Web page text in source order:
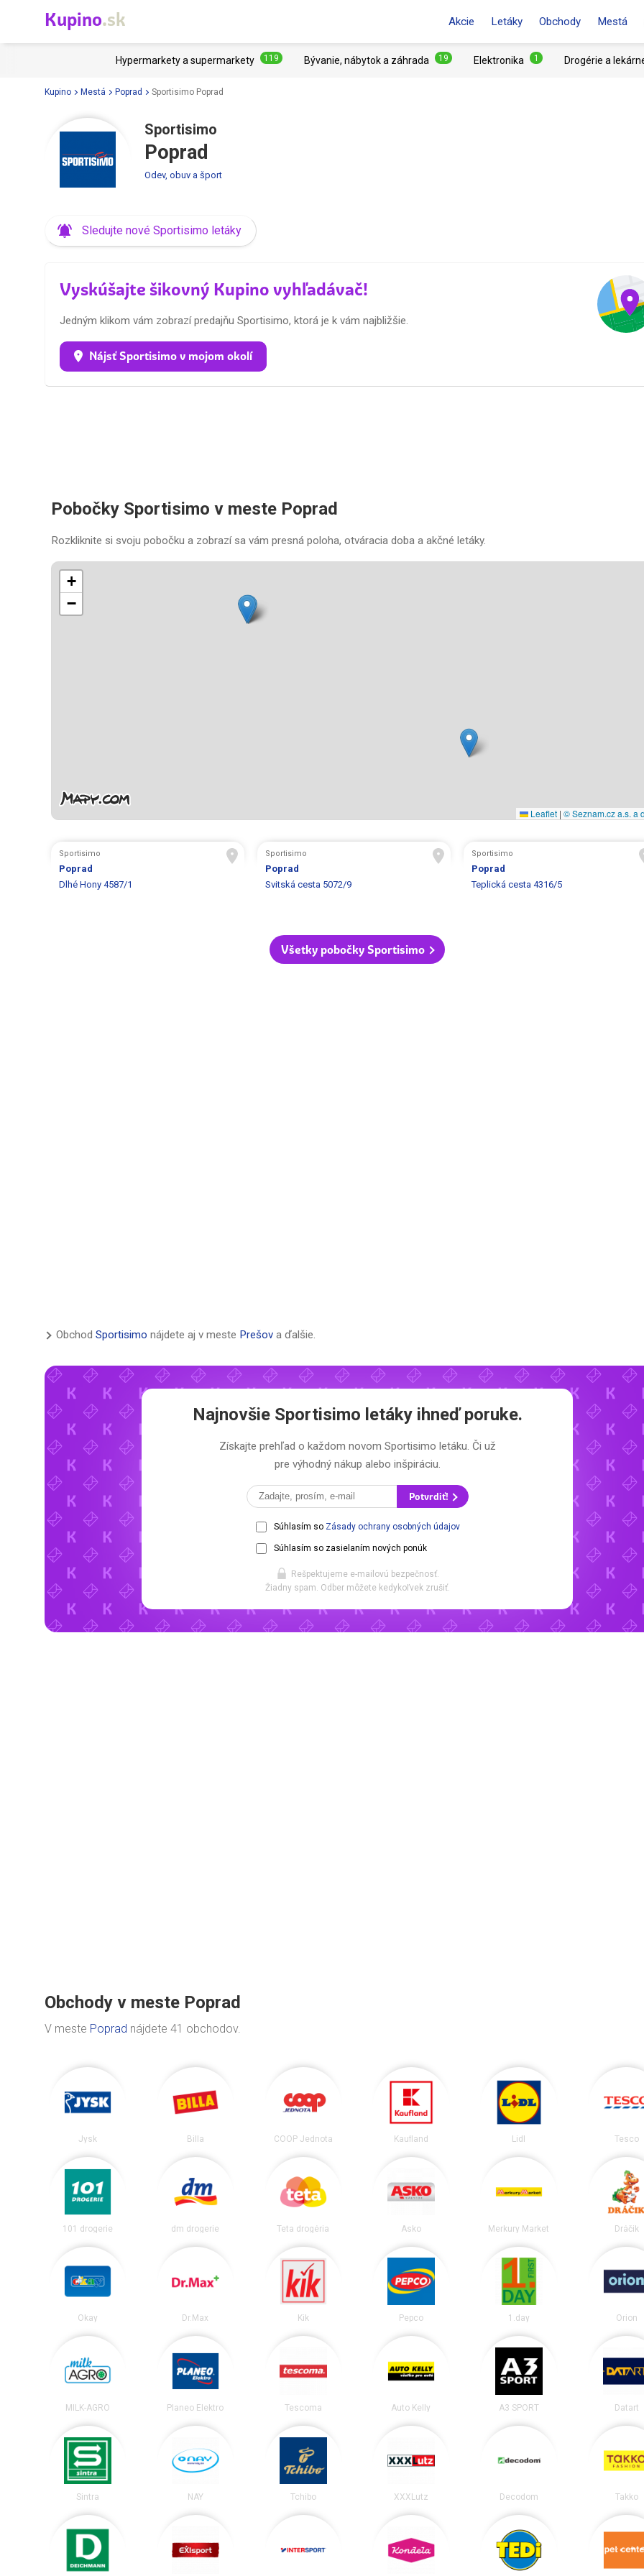
Kupino.sk Akcie Letáky Obchody Mestá
Hypermarkety a supermarkety 119 Bývanie, nábytok a záhrada 19 Elektronika 1 Drogérie a
Kupino Mestá Poprad Sportisimo Poprad
Sportisimo
Poprad
Odev, obuv a šport
Sledujte nové Sportisimo letáky
Vyskúšajte šikovný Kupino vyhľadávač!
Jedným klikom vám zobrazí predajňu Sportisimo, ktorá je k vám najbližšie.
Nájsť Sportisimo v mojom okolí
Pobočky Sportisimo v meste Poprad
Rozkliknite si svoju pobočku a zobrazí sa vám presná poloha, otváracia doba a akčné letáky.
+
−
Leaflet | © Seznam.cz a.s. a
Sportisimo
Poprad
Dlhé Hony 4587/1
Sportisimo
Poprad
Svitská cesta 5072/9
Sportisimo
Poprad
Teplická cesta 4316/5
Všetky pobočky Sportisimo
Obchod Sportisimo nájdete aj v meste Prešov a ďalšie.
Najnovšie Sportisimo letákyihneď poruke.
Získajte prehľad o každom novom Sportisimo letáku. Či už
pre výhodný nákup alebo inšpiráciu.
Potvrdiť!
Súhlasím so Zásady ochrany osobných údajov
Súhlasím so zasielaním nových ponúk
Rešpektujeme e-mailovú bezpečnosť.
Žiadny spam. Odber môžete kedykoľvek zrušiť.
Obchody v meste Poprad
V meste Poprad nájdete 41 obchodov.
Jysk Billa COOP Jednota Kaufland Lidl Tesco
101 drogerie dm drogerie Teta drogéria Asko Merkury Market Dráčik
Okay Dr.Max Kik Pepco 1.day Orion
MILK-AGRO Planeo Elektro Tescoma Auto Kelly A3 SPORT Datart
Sintra NAY Tchibo XXXLutz Decodom Takko